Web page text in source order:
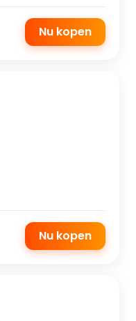
Nu kopen
Nu kopen